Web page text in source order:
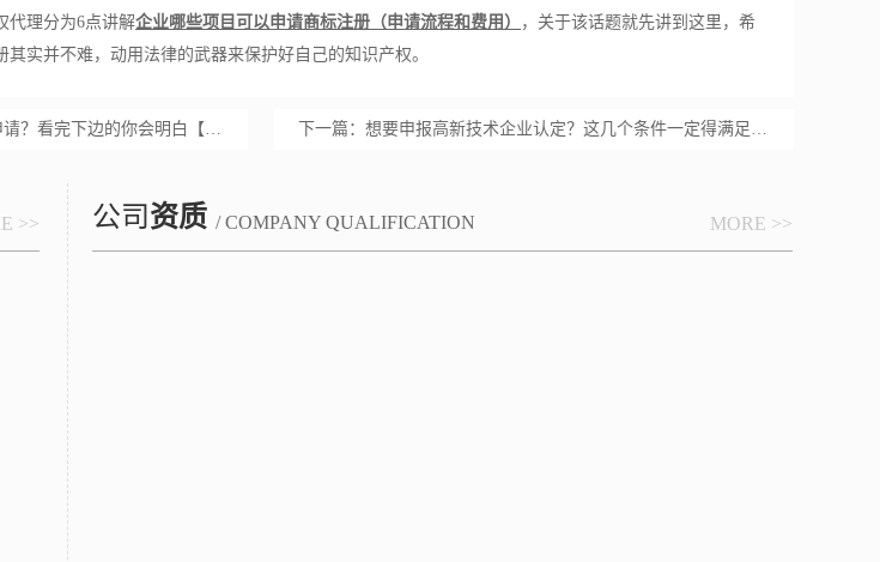
代理分为6点讲解企业哪些项目可以申请商标注册（申请流程和费用）
，关于该话题就先讲到这里，希
实并不难，动用法律的武器来保护好自己的知识产权。
完下边的你会明白【汇智兴泰】 下一篇： 想要申报高新技术企业认定？这几个条件一定得满足【汇智兴泰】
>> 公司资质 / COMPANY QUALIFICATION MORE >>